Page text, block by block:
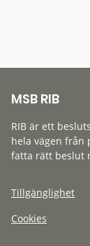
MSB RIB
RIB är ett
hela vägen
fatta rätt beslut
Tillgänglighet
Cookies